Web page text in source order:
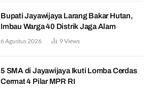
Bupati Jayawijaya Larang Bakar Hutan,
Imbau Warga 40 Distrik Jaga Alam
6 Agustus 2026 9Views
5 SMA di Jayawijaya Ikuti Lomba Cerdas
Cermat 4 Pilar MPR RI